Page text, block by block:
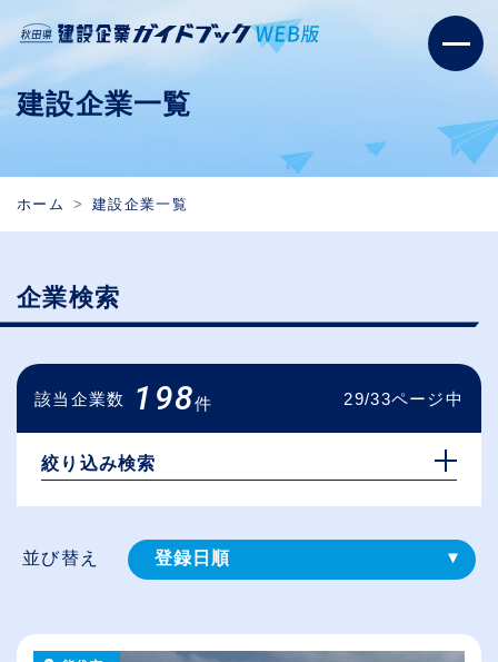
建設企業一覧
ホーム 建設企業一覧
企業検索
該当企業数 198件 29/33ページ中
絞り込み検索
並び替え 登録⽇順
（⾼卒の給与を基準）